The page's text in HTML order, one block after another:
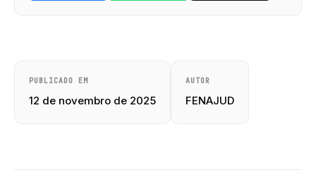
PUBLICADO EM
12 de novembro de 2025
AUTOR
FENAJUD